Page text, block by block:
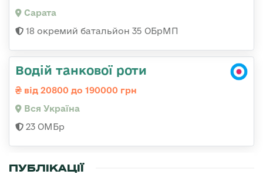
Сарата
18 окремий батальйон 35 ОБрМП
Водій танкової роти
від 20800 до 190000 грн
Вся Україна
23 ОМБр
ПУБЛІКАЦІЇ